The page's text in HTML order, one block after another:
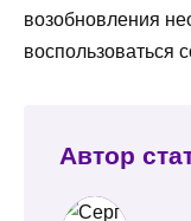
возобновления
воспользоваться
Автор